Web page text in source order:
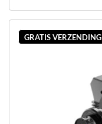
GRATIS VERZENDING